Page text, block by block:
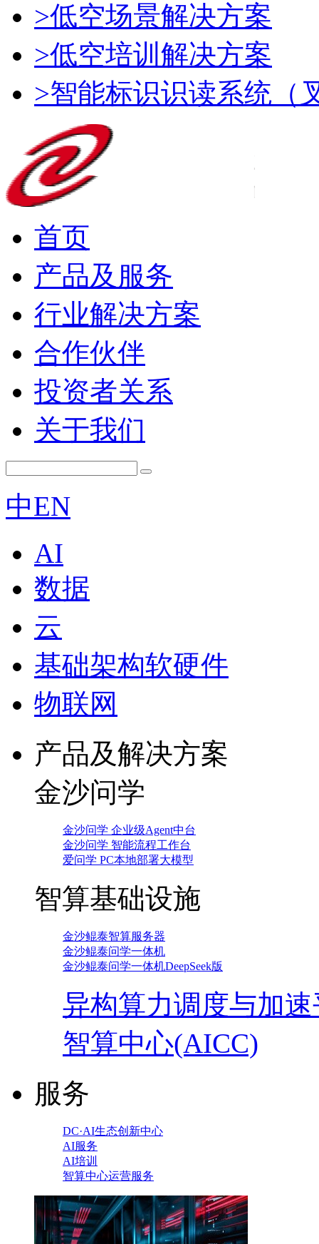
>低空场景解决方案
>低空培训解决方案
>智能标识识读系统（
首页
产品及服务
行业解决方案
合作伙伴
投资者关系
关于我们
中EN
AI
数据
云
基础架构软硬件
物联网
产品及解决方案
金沙问学
金沙问学 企业级Agent中台
金沙问学 智能流程工作台
爱问学 PC本地部署大模型
智算基础设施
金沙鲲泰智算服务器
金沙鲲泰问学一体机
金沙鲲泰问学一体机DeepSeek版
异构算力调度与加
智算中心(AICC)
服务
DC·AI生态创新中心
AI服务
AI培训
智算中心运营服务